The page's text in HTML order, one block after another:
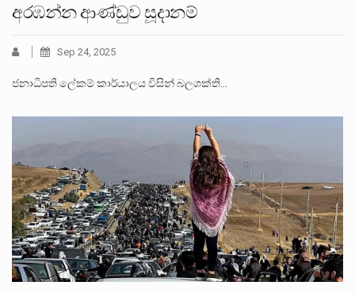
අරඹන්න ආණ්ඩුව සූදානම්
Sep 24, 2025
ජනාධිපති ලේකම් කාර්යාලය විසින් බලශක්ති…